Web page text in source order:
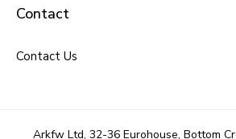
Contact
Contact Us
Arkfw Ltd, 32-36 Eurohouse, Bottom